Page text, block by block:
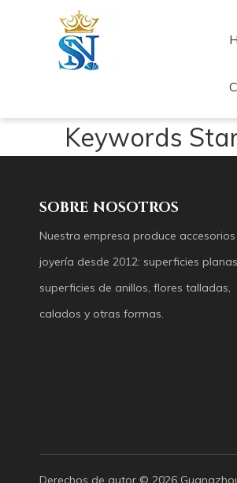
Keywords
SOBRE NOSOTROS
Nuestra empresa produce
joyería desde 2012: superficies
superficies de anillos, flores talladas,
calados y otras formas.
Derechos de autor ©️ 2026